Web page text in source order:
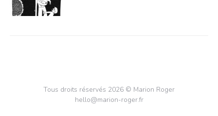
Tous droits réservés 2026 © Marion Roger
hello@marion-roger.fr